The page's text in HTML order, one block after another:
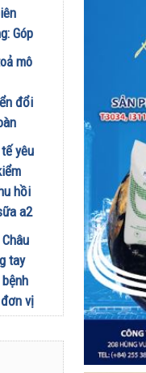
kho
Góp
mô
đổi
địa
yêu
hồi
a2
0–
tay
vị
sở